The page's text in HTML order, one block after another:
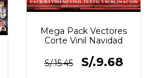
Mega Pack Vectores
Corte Vinil Navidad
S/.15.45 S/.9.68